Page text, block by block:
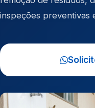
inspeções preventivas